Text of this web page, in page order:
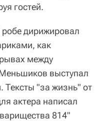
гостей.
дирижировал
как
между
выступал
Тексты "за жизнь" от
актера написал
814"